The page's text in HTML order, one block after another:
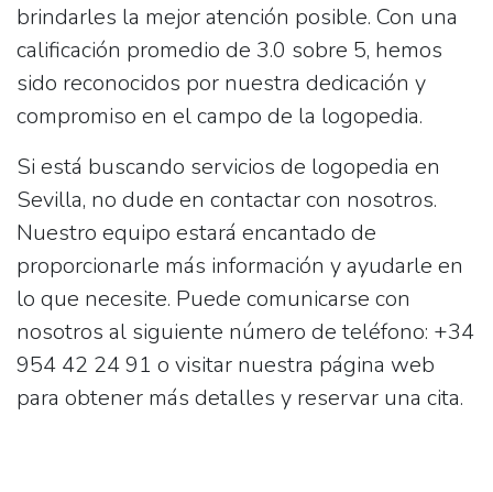
brindarles la mejor atención posible. Con una
calificación promedio de 3.0 sobre 5, hemos
sido reconocidos por nuestra dedicación y
compromiso en el campo de la logopedia.
Si está buscando servicios de logopedia en
Sevilla, no dude en contactar con nosotros.
Nuestro equipo estará encantado de
proporcionarle más información y ayudarle en
lo que necesite. Puede comunicarse con
nosotros al siguiente número de teléfono: +34
954 42 24 91 o visitar nuestra página web
para obtener más detalles y reservar una cita.